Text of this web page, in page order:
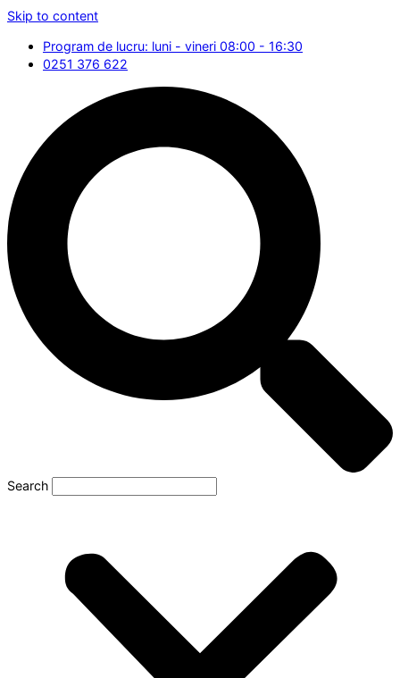
Skip to content
Program de lucru: luni - vineri 08:00 - 16:30
0251 376 622
Search